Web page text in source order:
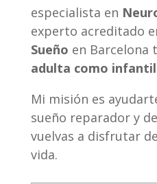
especialista en
experto acreditado
Sueño en Barcelona
adulta como
Mi misión es
sueño reparador y
vuelvas a disfrutar
vida.